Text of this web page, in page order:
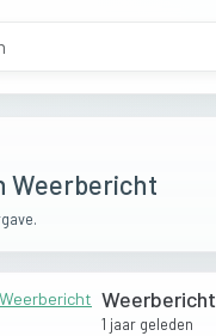
Weerbericht
Weerbericht
1 jaar geleden